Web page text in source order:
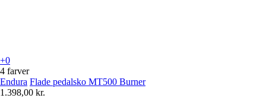
+0
4 farver
Endura Flade pedalsko MT500 Burner
1.398,00 kr.